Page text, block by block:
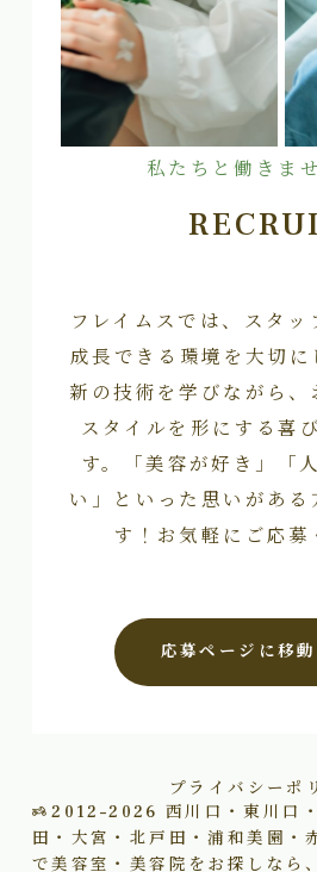
私たちと働きま
フレイムスでは、スタッ
成長できる環境を大切に
新の技術を学びながら、
スタイルを形にする喜
す。「美容が好き」「
い」といった思いがある
す！お気軽にご応募
応募ページに移動
プライバシーポ
2012–2026 西川口・東川口
田・大宮・北戸田・浦和美園・
で美容室・美容院をお探しなら